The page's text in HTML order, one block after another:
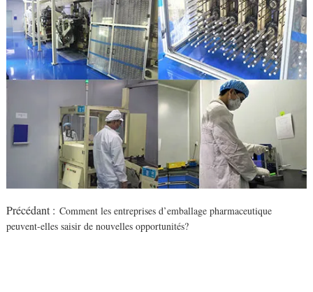
Précédant : Comment les entreprises d’emballage pharmaceutique
peuvent-elles saisir de nouvelles opportunités?